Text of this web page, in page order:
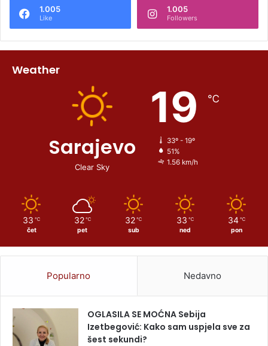
1.005
Like
1.005
Followers
Weather
Sarajevo
Clear Sky
19 ℃
33º - 19º
51%
1.56 km/h
33 ℃
čet
32 ℃
pet
32 ℃
sub
33 ℃
ned
34 ℃
pon
Popularno Nedavno
OGLASILA SE MOĆNA Sebija
Izetbegović: Kako sam uspjela sve za
šest sekundi?